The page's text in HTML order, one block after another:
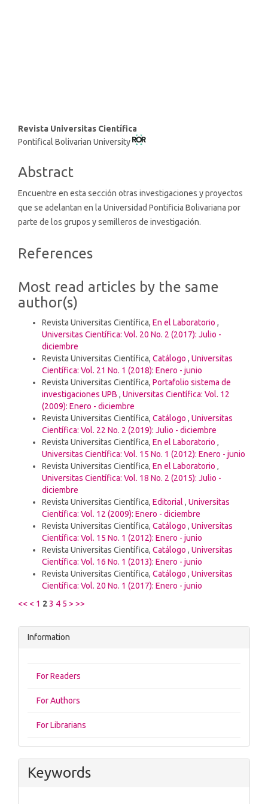
Main
Article
Revista Universitas Científica
Pontifical Bolivarian University
Abstract
Encuentre en esta sección otras investigaciones y proyectos
que se adelantan en la Universidad Pontificia Bolivariana por
parte de los grupos y semilleros de investigación.
Article
References
Most read articles by the same
author(s)
Revista Universitas Científica, En el Laboratorio ,
Universitas Científica: Vol. 20 No. 2 (2017): Julio -
diciembre
Revista Universitas Científica, Catálogo , Universitas
Científica: Vol. 21 No. 1 (2018): Enero - junio
Revista Universitas Científica, Portafolio sistema de
investigaciones UPB , Universitas Científica: Vol. 12
(2009): Enero - diciembre
Revista Universitas Científica, Catálogo , Universitas
Científica: Vol. 22 No. 2 (2019): Julio - diciembre
Revista Universitas Científica, En el Laboratorio ,
Universitas Científica: Vol. 15 No. 1 (2012): Enero - junio
Revista Universitas Científica, En el Laboratorio ,
Universitas Científica: Vol. 18 No. 2 (2015): Julio -
diciembre
Revista Universitas Científica, Editorial , Universitas
Científica: Vol. 12 (2009): Enero - diciembre
Revista Universitas Científica, Catálogo , Universitas
Científica: Vol. 15 No. 1 (2012): Enero - junio
Revista Universitas Científica, Catálogo , Universitas
Científica: Vol. 16 No. 1 (2013): Enero - junio
Revista Universitas Científica, Catálogo , Universitas
Científica: Vol. 20 No. 1 (2017): Enero - junio
<< < 1 23 4 5 > >>
Information
For Readers
For Authors
For Librarians
Keywords